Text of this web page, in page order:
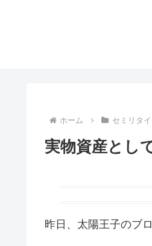
ホーム セミリタ
実物資産とし
昨日、太陽王子のブ